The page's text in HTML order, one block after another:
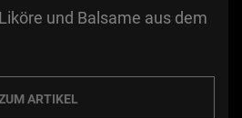
und Balsame aus dem
ARTIKEL